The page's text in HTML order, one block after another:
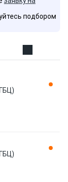
подбором